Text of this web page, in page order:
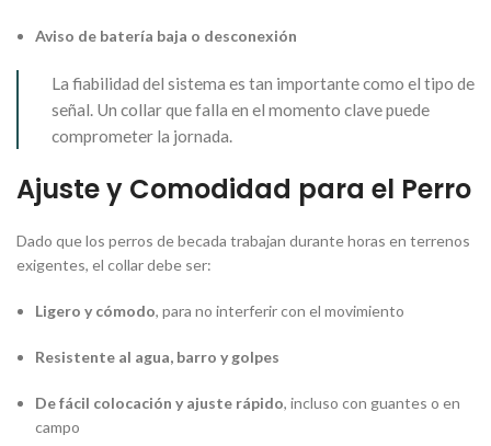
Aviso de batería baja o desconexión
La fiabilidad del sistema es tan importante como el tipo de
señal. Un collar que falla en el momento clave puede
comprometer la jornada.
Ajuste y Comodidad para el Perro
Dado que los perros de becada trabajan durante horas en terrenos
exigentes, el collar debe ser:
Ligero y cómodo, para no interferir con el movimiento
Resistente al agua, barro y golpes
De fácil colocación y ajuste rápido, incluso con guantes o en
campo